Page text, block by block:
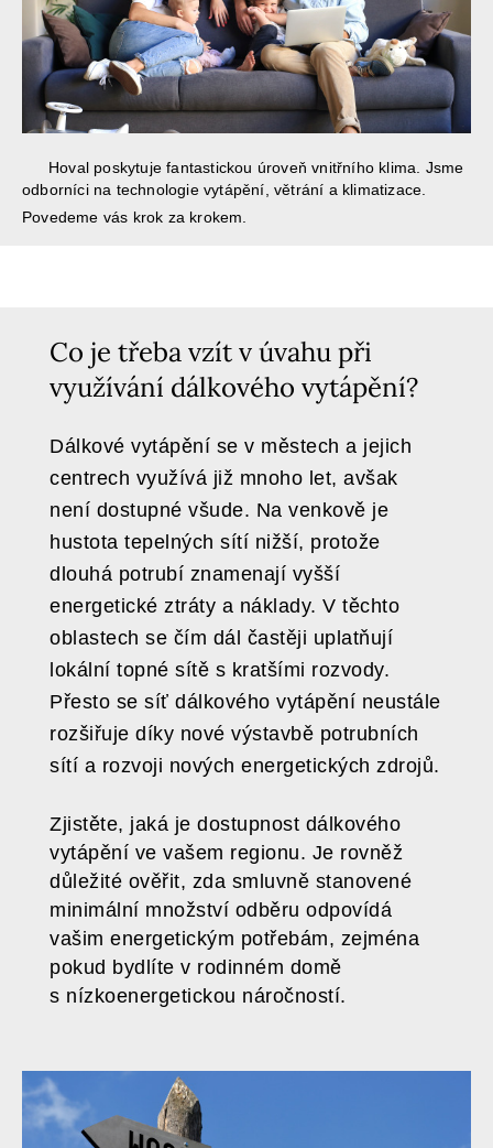
Hoval poskytuje fantastickou úroveň vnitřního klima. Jsme
odborníci na technologie vytápění, větrání a klimatizace.
Povedeme vás krok za krokem.
Co je třeba vzít v úvahu při
využívání dálkového vytápění?
Dálkové vytápění se v městech a jejich
centrech využívá již mnoho let, avšak
není dostupné všude. Na venkově je
hustota tepelných sítí nižší, protože
dlouhá potrubí znamenají vyšší
energetické ztráty a náklady. V těchto
oblastech se čím dál častěji uplatňují
lokální topné sítě s kratšími rozvody.
Přesto se síť dálkového vytápění neustále
rozšiřuje díky nové výstavbě potrubních
sítí a rozvoji nových energetických zdrojů.
Zjistěte, jaká je dostupnost dálkového
vytápění ve vašem regionu. Je rovněž
důležité ověřit, zda smluvně stanovené
minimální množství odběru odpovídá
vašim energetickým potřebám, zejména
pokud bydlíte v rodinném domě
s nízkoenergetickou náročností.